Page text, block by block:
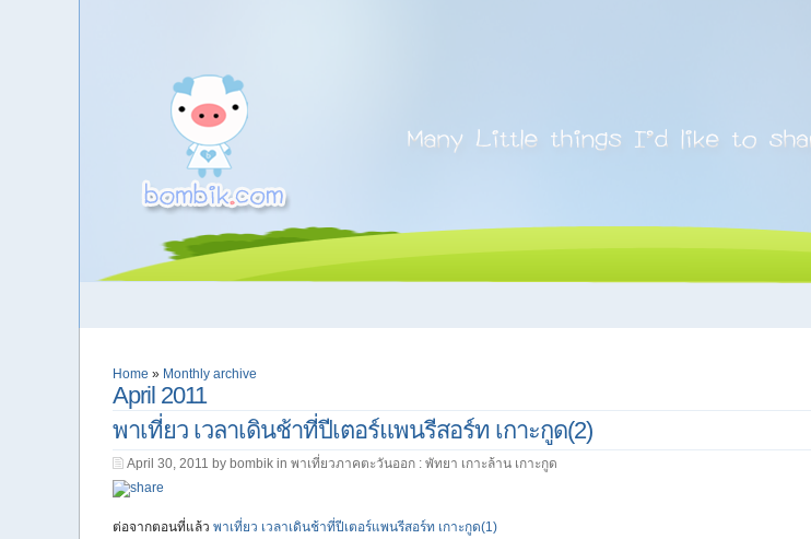
Home » Monthly archive
April 2011
พาเที่ยว เวลาเดินช้าที่ปีเตอร์แพนรีสอร์ท เกาะกูด(2)
April 30, 2011 by bombik in พาเที่ยวภาคตะวันออก : พัทยา เกาะล้าน เกาะกูด
ต่อจากตอนที่แล้ว พาเที่ยว เวลาเดินช้าที่ปีเตอร์แพนรีสอร์ท เกาะกูด(1)